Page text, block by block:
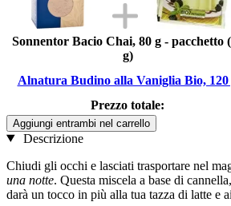
Sonnentor Bacio Chai, 80 g - pacchetto
g)
Alnatura Budino alla Vaniglia Bio, 120
Prezzo totale:
Aggiungi entrambi nel carrello
Descrizione
Chiudi gli occhi e lasciati trasportare nel
una notte. Questa miscela a base di
darà un tocco in più alla tua tazza di latte e